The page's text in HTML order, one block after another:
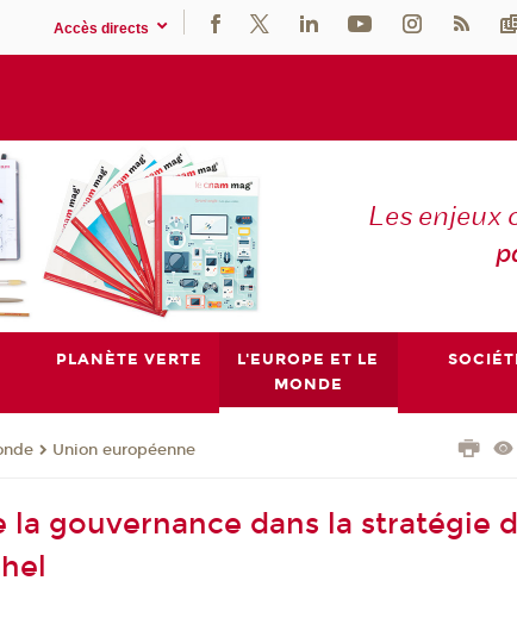
Accès directs
Les enjeux
PLANÈTE VERTE
L'EUROPE ET LE
MONDE
Union européenne
la gouvernance dans la stratégie